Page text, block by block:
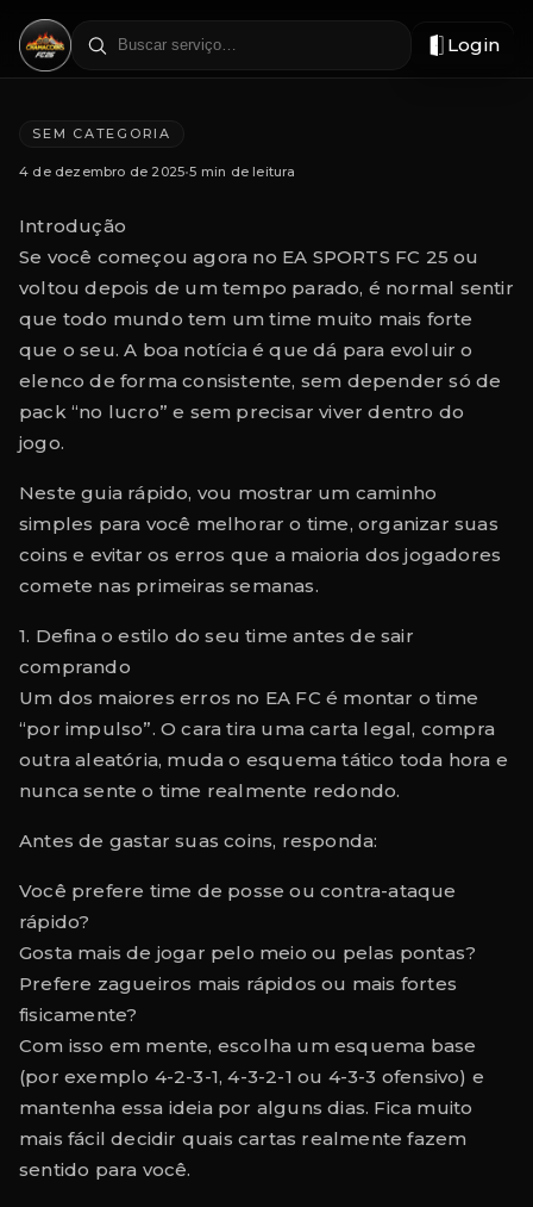
Login
SEM CATEGORIA
4 de dezembro de 2025•5 min de leitura
Introdução
Se você começou agora no EA SPORTS FC 25 ou
voltou depois de um tempo parado, é normal sentir
que todo mundo tem um time muito mais forte
que o seu. A boa notícia é que dá para evoluir o
elenco de forma consistente, sem depender só de
pack “no lucro” e sem precisar viver dentro do
jogo.
Neste guia rápido, vou mostrar um caminho
simples para você melhorar o time, organizar suas
coins e evitar os erros que a maioria dos jogadores
comete nas primeiras semanas.
1. Defina o estilo do seu time antes de sair
comprando
Um dos maiores erros no EA FC é montar o time
“por impulso”. O cara tira uma carta legal, compra
outra aleatória, muda o esquema tático toda hora e
nunca sente o time realmente redondo.
Antes de gastar suas coins, responda:
Você prefere time de posse ou contra-ataque
rápido?
Gosta mais de jogar pelo meio ou pelas pontas?
Prefere zagueiros mais rápidos ou mais fortes
fisicamente?
Com isso em mente, escolha um esquema base
(por exemplo 4-2-3-1, 4-3-2-1 ou 4-3-3 ofensivo) e
mantenha essa ideia por alguns dias. Fica muito
mais fácil decidir quais cartas realmente fazem
sentido para você.